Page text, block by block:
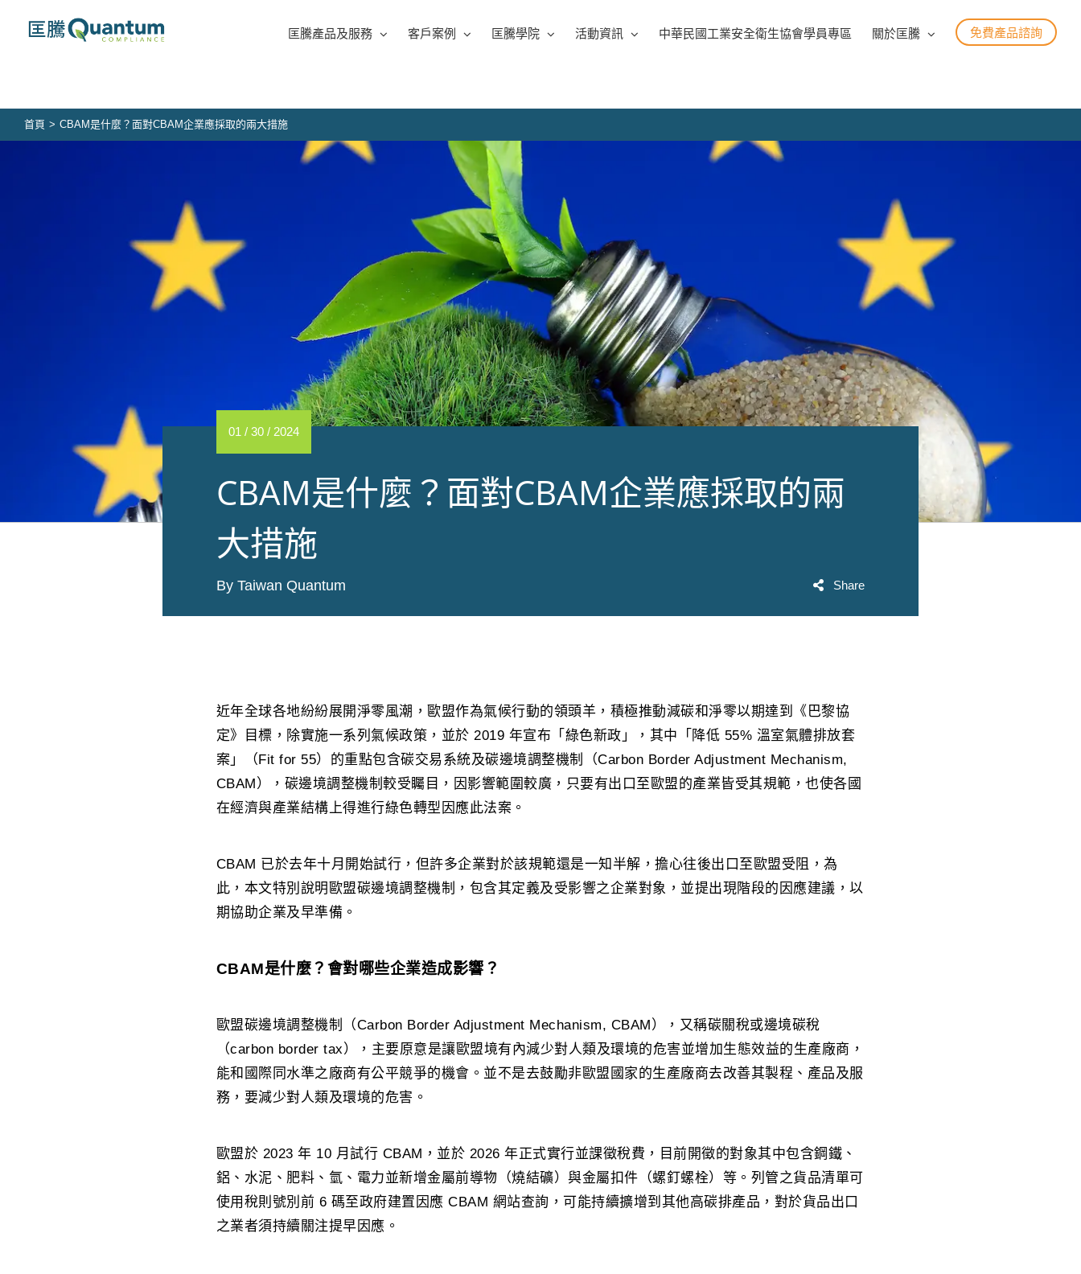
匡騰產品及服務 客戶案例 匡騰學院 活動資訊 中華民國工業安全衛生協會學員專區 關於匡騰 免費產品諮詢
首頁 > CBAM是什麼？面對CBAM企業應採取的兩大措施
01 / 30 / 2024
CBAM是什麼？面對CBAM企業應採取的兩
大措施
By Taiwan Quantum Share
近年全球各地紛紛展開淨零風潮，歐盟作為氣候行動的領頭羊，積極推動減碳和淨零以期達到《巴黎協
定》目標，除實施一系列氣候政策，並於 2019 年宣布「綠色新政」，其中「降低 55% 溫室氣體排放套
案」（Fit for 55）的重點包含碳交易系統及碳邊境調整機制（Carbon Border Adjustment Mechanism,
CBAM），碳邊境調整機制較受矚目，因影響範圍較廣，只要有出口至歐盟的產業皆受其規範，也使各國
在經濟與產業結構上得進行綠色轉型因應此法案。
CBAM 已於去年十月開始試行，但許多企業對於該規範還是一知半解，擔心往後出口至歐盟受阻，為
此，本文特別說明歐盟碳邊境調整機制，包含其定義及受影響之企業對象，並提出現階段的因應建議，以
期協助企業及早準備。
CBAM是什麼？會對哪些企業造成影響？
歐盟碳邊境調整機制（Carbon Border Adjustment Mechanism, CBAM），又稱碳關稅或邊境碳稅
（carbon border tax），主要原意是讓歐盟境有內減少對人類及環境的危害並增加生態效益的生產廠商，
能和國際同水準之廠商有公平競爭的機會。並不是去鼓勵非歐盟國家的生產廠商去改善其製程、產品及服
務，要減少對人類及環境的危害。
歐盟於 2023 年 10 月試行 CBAM，並於 2026 年正式實行並課徵稅費，目前開徵的對象其中包含鋼鐵、
鋁、水泥、肥料、氫、電力並新增金屬前導物（燒結礦）與金屬扣件（螺釘螺栓）等。列管之貨品清單可
使用稅則號別前 6 碼至政府建置因應 CBAM 網站查詢，可能持續擴增到其他高碳排產品，對於貨品出口
之業者須持續關注提早因應。